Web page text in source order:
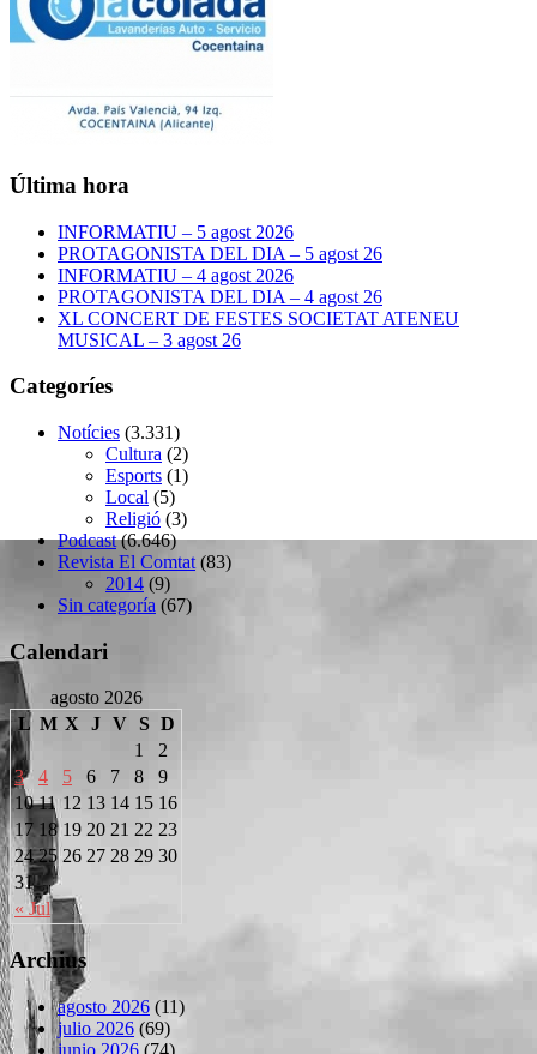
Última hora
INFORMATIU – 5 agost 2026
PROTAGONISTA DEL DIA – 5 agost 26
INFORMATIU – 4 agost 2026
PROTAGONISTA DEL DIA – 4 agost 26
XL CONCERT DE FESTES SOCIETAT ATENEU
MUSICAL – 3 agost 26
Categoríes
Notícies (3.331)
Cultura (2)
Esports (1)
Local (5)
Religió (3)
Podcast(6.646)
Revista El Comtat (83)
2014 (9)
Sin categoría (67)
Calendari
agosto 2026
L M X J V S D
« Jul
1
2
3
4 5 6 7 8
9
10 11 12 13 14 15 16
17 18 19 20 21 22 23
24 25 26 27 28 29 30
31
Archius
agosto 2026 (11)
julio 2026 (69)
junio 2026 (74)